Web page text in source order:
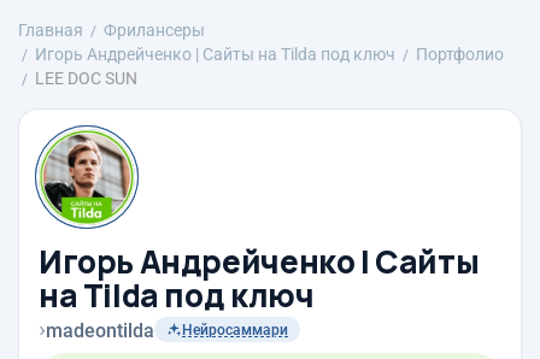
Главная
Фрилансеры
Игорь Андрейченко | Сайты на Tilda под ключ
Портфолио
LEE DOC SUN
Игорь Андрейченко | Сайты
на Tilda под ключ
›madeontilda Нейросаммари